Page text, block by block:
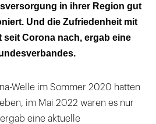
in der Pandemie
in ihrer Region gut
Und die Zufriedenheit mit
Corona nach, ergab eine
Welle im Sommer 2020 hatten
im Mai 2022 waren es nur
eine aktuelle